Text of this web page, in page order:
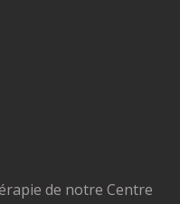
de notre Centre